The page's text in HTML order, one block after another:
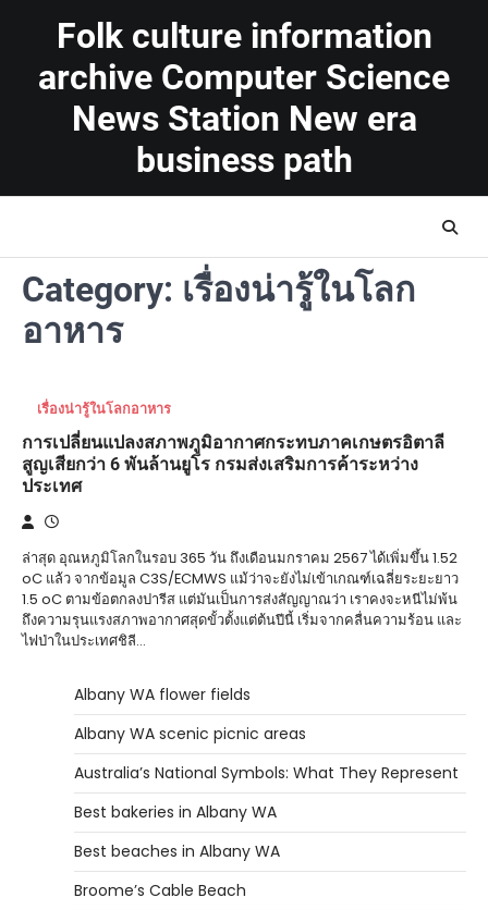
Folk culture information
archive Computer Science
News Station New era
business path
Category: เรื่องน่ารู้ในโลก
อาหาร
เรื่องน่ารู้ในโลกอาหาร
การเปลี่ยนแปลงสภาพภูมิอากาศกระทบภาคเกษตรอิตาลี
สูญเสียกว่า 6 พันล้านยูโร กรมส่งเสริมการค้าระหว่าง
ประเทศ
ล่าสุด อุณหภูมิโลกในรอบ 365 วัน ถึงเดือนมกราคม 2567 ได้เพิ่มขึ้น 1.52
oC แล้ว จากข้อมูล C3S/ECMWS แม้ว่าจะยังไม่เข้าเกณฑ์เฉลี่ยระยะยาว
1.5 oC ตามข้อตกลงปารีส แต่มันเป็นการส่งสัญญาณว่า เราคงจะหนีไม่พ้น
ถึงความรุนแรงสภาพอากาศสุดขั้วตั้งแต่ต้นปีนี้ เริ่มจากคลื่นความร้อน และ
ไฟป่าในประเทศชิลี…
Albany WA flower fields
Albany WA scenic picnic areas
Australia’s National Symbols: What They Represent
Best bakeries in Albany WA
Best beaches in Albany WA
Broome’s Cable Beach